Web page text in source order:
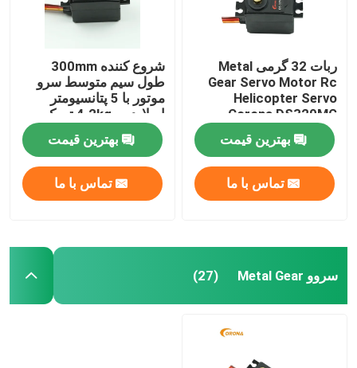
ربات 32 گرمی Metal
Gear Servo Motor Rc
Helicopter Servo
Corona DS329MG
بهترین قیمت
تماس با ما
شروع کننده 300mm
طول سیم متوسط سرو
موتور با 5 پتانسیومتر
اسلایدر و 4.2kg تورک
استال
بهترین قیمت
تماس با ما
سروو Metal Gear (27)